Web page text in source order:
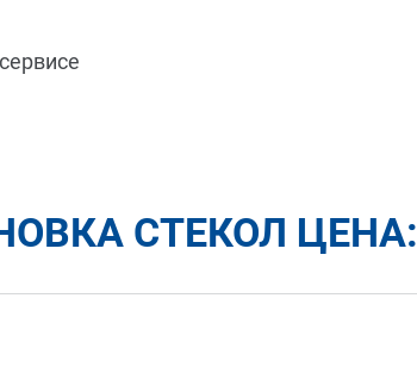
СТЕКОЛ ЦЕНА: